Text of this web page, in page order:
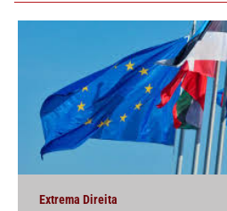
Extrema Direita